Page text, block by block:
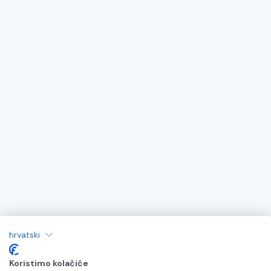
hrvatski
Koristimo kolačiće